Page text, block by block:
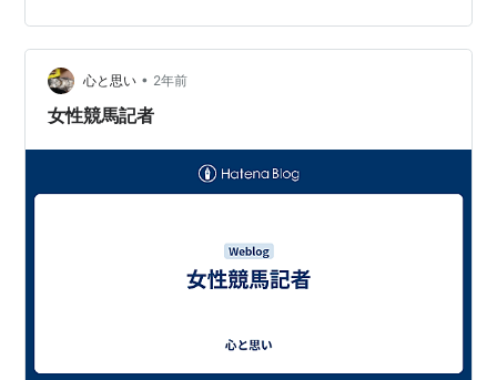
シール (110Yen stamp, Address sticker) 送り先住所:
105-8565 東…
心と思い • 2年前
女性競馬記者